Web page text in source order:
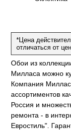
Спектрум
Спектрум Плюс
Гави
Спектрум
Спектрум Бокс
Спектрум Бум
Бергги
Ребекка
Бруни
Джорджио
Felicita
Чезара
Палаззо
Карназза
Биги
Легенда
Kumano
Loft Superior
City Glow
Touch
Shades
Citi Glam
Rasch
Chatelaine
Sherlock
Florentine III
Grandeco
La Storia
La Storia 2
Wiganford
Lunman
Crystal
Crystal Stone
Du&Ka
Lifestyle
*Цена
отличаться от
Обои из
Милласа можно
Компания
ассортиментов
Россия и
ремонта - в
Евростиль".